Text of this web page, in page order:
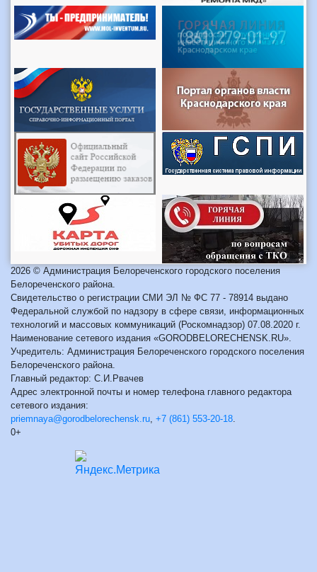
2026 © Администрация Белореченского городского поселения
Белореченского района.
Свидетельство о регистрации СМИ ЭЛ № ФС 77 - 78914 выдано
Федеральной службой по надзору в сфере связи, информационных
технологий и массовых коммуникаций (Роскомнадзор) 07.08.2020 г.
Наименование сетевого издания «GORODBELORECHENSK.RU».
Учредитель: Администрация Белореченского городского поселения
Белореченского района.
Главный редактор: С.И.Рвачев
Адрес электронной почты и номер телефона главного редактора
сетевого издания:
priemnaya@gorodbelorechensk.ru +7 (861) 553-20-18
0+